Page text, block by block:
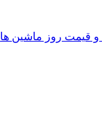
قیمت روز ماشین‌ ها